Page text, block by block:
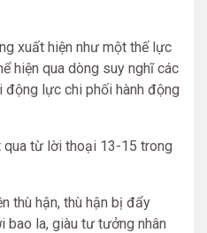
xuất hiện như một thế lực
hiện qua dòng suy nghĩ các
động lực chi phối hành động
từ lời thoại 13-15 trong
thù hận, thù hận bị đẩy
bao la, giàu tư tưởng nhân